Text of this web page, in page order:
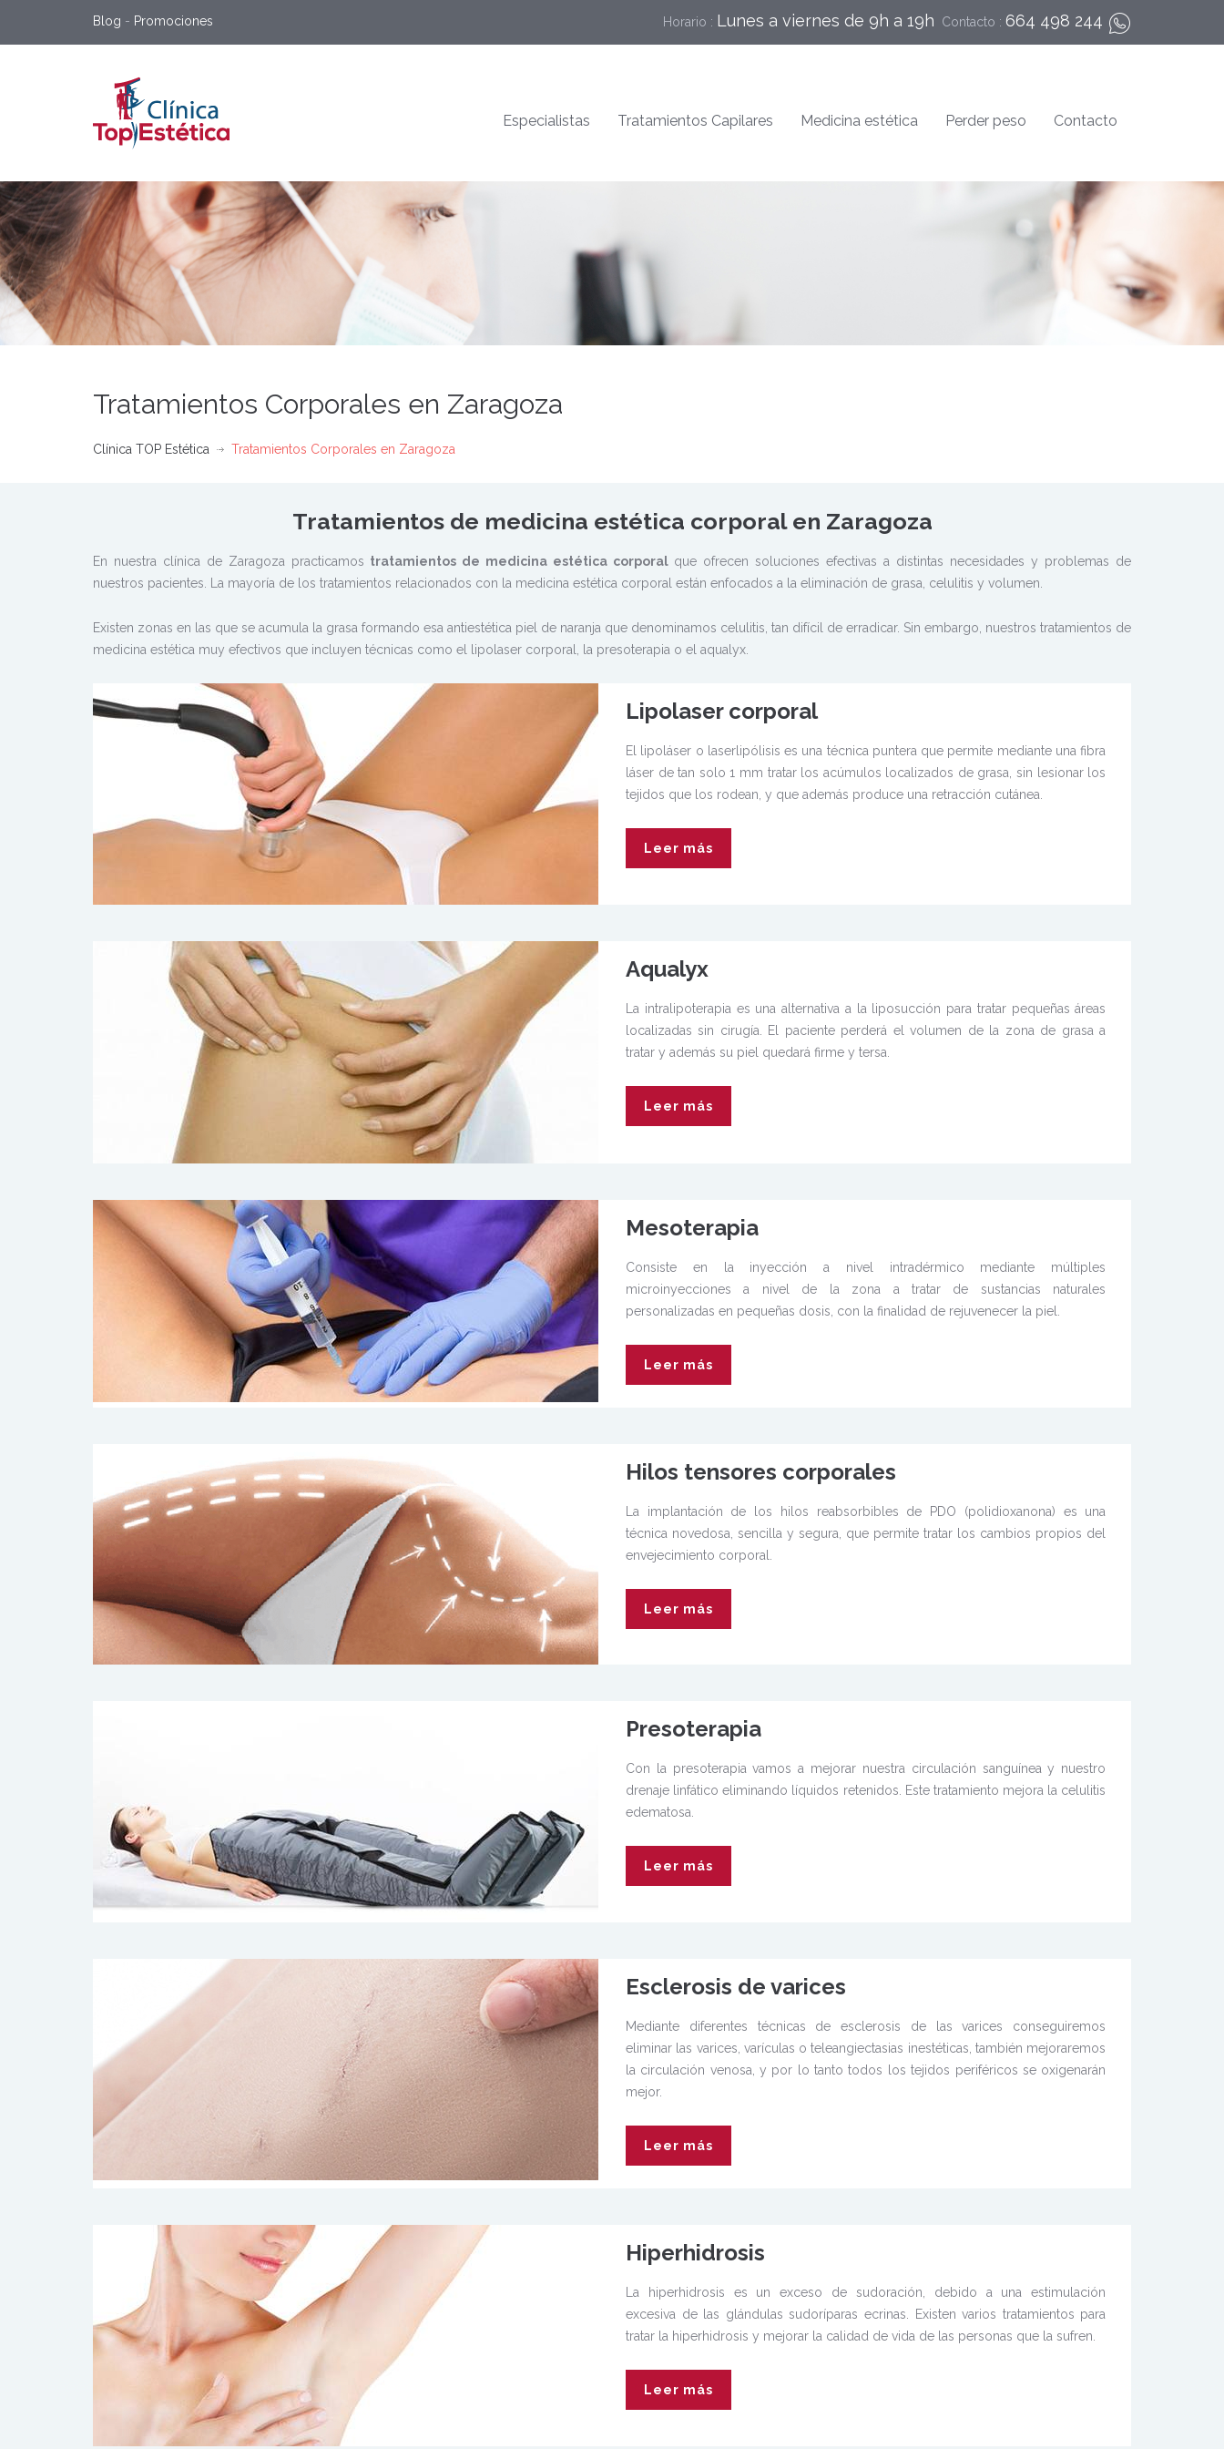
Blog - Promociones Horario : Lunes a viernes de 9h a 19h Contacto : 664 498 244
Especialistas Tratamientos Capilares Medicina estética Perder peso Contacto
Tratamientos Corporales en Zaragoza
Clínica TOP Estética Tratamientos Corporales en Zaragoza
Tratamientos de medicina estética corporal en Zaragoza
En nuestra clínica de Zaragoza practicamos tratamientos de medicina estética corporalque ofrecen soluciones efectivas a distintas necesidades y problemas de
nuestros pacientes. La mayoría de los tratamientos relacionados con la medicina estética corporal están enfocados a la eliminación de grasa, celulitis y volumen.
Existen zonas en las que se acumula la grasa formando esa antiestética piel de naranja que denominamos celulitis, tan difícil de erradicar. Sin embargo, nuestros tratamientos de
medicina estética muy efectivos que incluyen técnicas como el lipolaser corporal, la presoterapia o el aqualyx.
Lipolaser corporal
El lipoláser o laserlipólisis es una técnica puntera que permite mediante una fibra
láser de tan solo 1 mm tratar los acúmulos localizados de grasa, sin lesionar los
tejidos que los rodean, y que además produce una retracción cutánea.
Leer más
Aqualyx
La intralipoterapia es una alternativa a la liposucción para tratar pequeñas áreas
localizadas sin cirugía. El paciente perderá el volumen de la zona de grasa a
tratar y además su piel quedará firme y tersa.
Leer más
Mesoterapia
Consiste en la inyección a nivel intradérmico mediante múltiples
microinyecciones a nivel de la zona a tratar de sustancias naturales
personalizadas en pequeñas dosis, con la finalidad de rejuvenecer la piel.
Leer más
Hilos tensores corporales
La implantación de los hilos reabsorbibles de PDO (polidioxanona) es una
técnica novedosa, sencilla y segura, que permite tratar los cambios propios del
envejecimiento corporal.
Leer más
Presoterapia
Con la presoterapia vamos a mejorar nuestra circulación sanguínea y nuestro
drenaje linfático eliminando líquidos retenidos. Este tratamiento mejora la celulitis
edematosa.
Leer más
Esclerosis de varices
Mediante diferentes técnicas de esclerosis de las varices conseguiremos
eliminar las varices, varículas o teleangiectasias inestéticas, también mejoraremos
la circulación venosa, y por lo tanto todos los tejidos periféricos se oxigenarán
mejor.
Leer más
Hiperhidrosis
La hiperhidrosis es un exceso de sudoración, debido a una estimulación
excesiva de las glándulas sudoríparas ecrinas. Existen varios tratamientos para
tratar la hiperhidrosis y mejorar la calidad de vida de las personas que la sufren.
Leer más